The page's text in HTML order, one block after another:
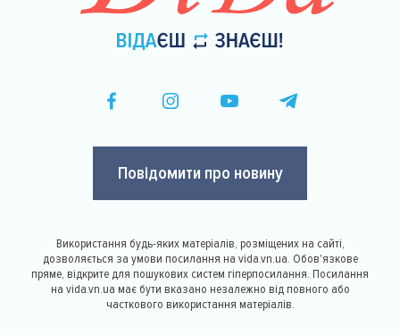
Повідомити про новину
Використання будь-яких матеріалів, розміщених на сайті,
дозволяється за умови посилання на vida.vn.ua. Обов'язкове
пряме, відкрите для пошукових систем гіперпосилання. Посилання
на vida.vn.ua має бути вказано незалежно від повного або
часткового використання матеріалів.